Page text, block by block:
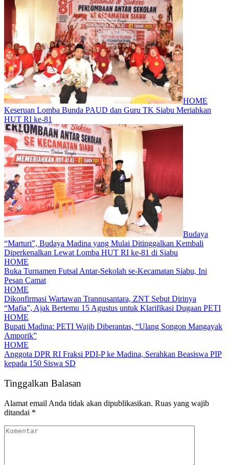
HOME
Keseruan Lomba Bunda PAUD dan Guru TK Siabu Meriahkan
HUT RI ke-81
Budaya
“Marturi”, Budaya Madina yang Mulai Ditinggalkan Kembali
Diperkenalkan Lewat Lomba HUT RI ke-81 di Siabu
HOME
Buka Turnamen Futsal Antar-Sekolah se-Kecamatan Siabu, Ini
Pesan Camat
HOME
Dikonfirmasi Wartawan Trannusantara, ZNT Sebut Dirinya
“Mafia”, Ajak Bertemu 15 Agustus untuk Klarifikasi Dugaan PETI
HOME
Bupati Madina: PETI Wajib Diberantas, “Ulang Songon Mangayak
Amporik”
HOME
Anggota DPR RI Fraksi PDI-P ke Madina, Serahkan Beasiswa PIP
kepada 150 Siswa SD
Tinggalkan Balasan
Alamat email Anda tidak akan dipublikasikan. Ruas yang wajib
ditandai *